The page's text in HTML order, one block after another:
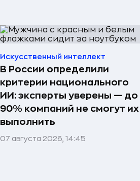
Искусственный интеллект
В России определили
критерии национального
ИИ: эксперты уверены — до
90% компаний не смогут их
выполнить
07 августа 2026, 14:45